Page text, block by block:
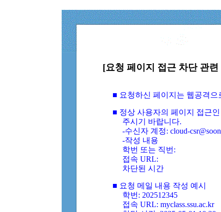
[요청 페이지 접근 차단 관
■ 요청하신 페이지는 웹공격
■ 정상 사용자의 페이지 접근
주시기 바랍니다.
-수신자 계정: cloud-
-작성 내용
학번 또는 직번:
접속 URL:
차단된 시간
■ 요청 메일 내용 작성 예시
학번: 202512345
접속 URL: myclass.ssu.ac.kr